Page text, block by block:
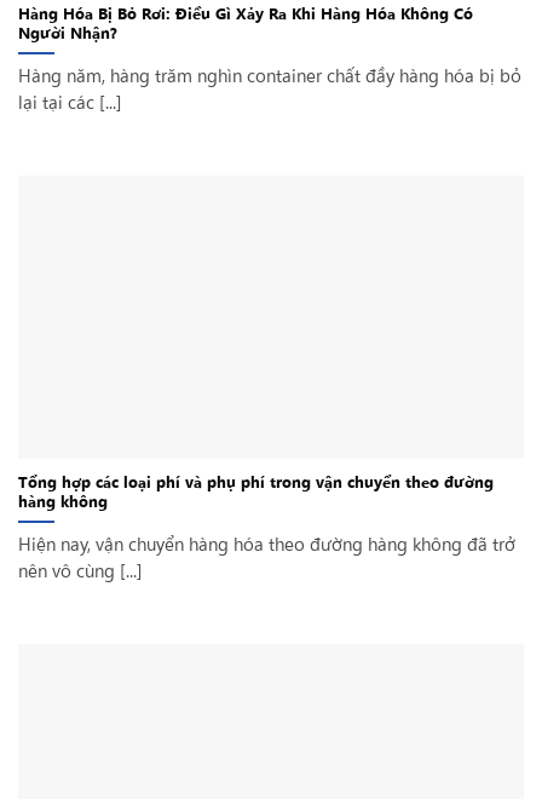
Hàng Hóa Bị Bỏ Rơi: Điều Gì Xảy Ra Khi Hàng Hóa Không Có
Người Nhận?
Hàng năm, hàng trăm nghìn container chất đầy hàng hóa bị bỏ
lại tại các [...]
Tổng hợp các loại phí và phụ phí trong vận chuyển theo đường
hàng không
Hiện nay, vận chuyển hàng hóa theo đường hàng không đã trở
nên vô cùng [...]